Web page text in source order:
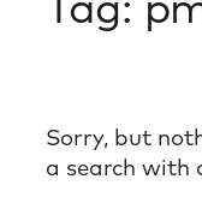
Tag:
Sorry, but
a search with